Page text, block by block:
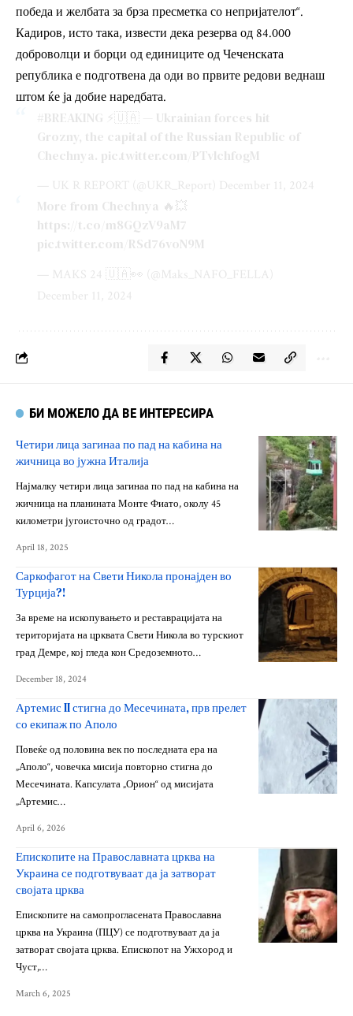
победа и желбата за брза пресметка со непријателот“.
Кадиров, исто така, извести дека резерва од 84.000
доброволци и борци од единиците од Чеченската
република е подготвена да оди во првите редови веднаш
штом ќе ја добие наредбата.
#BREAKING ⚡️🇺🇦 — Ukrainian forces hit
Grozny, the capital of the Russian Republic of
Chechnya. pic.twitter.com/PTvlchfogM
— UK R REPORT (@UKR_Report) December 11, 2024
More from Chechnya 🔥💥
https://t.co/m8GQzV9aM7
pic.twitter.com/RSd76voN9M
— MAKS 24 🇺🇦👀 (@Maks_NAFO_FELLA)
December 11, 2024
БИ МОЖЕЛО ДА ВЕ ИНТЕРЕСИРА
Четири лица загинаа по пад на кабина на
жичница во јужна Италија
Најмалку четири лица загинаа по пад на кабина на
жичница на планината Монте Фиато, околу 45
километри југоисточно од градот…
April 18, 2025
Саркофагот на Свети Никола пронајден во
Турција?!
За време на ископувањето и реставрацијата на
територијата на црквата Свети Никола во турскиот
град Демре, кој гледа кон Средоземното…
December 18, 2024
Артемис II стигна до Месечината, прв прелет
со екипаж по Аполо
Повеќе од половина век по последната ера на
„Аполо“, човечка мисија повторно стигна до
Месечината. Капсулата „Орион“ од мисијата
„Артемис…
April 6, 2026
Епископите на Православната црква на
Украина се подготвуваат да ја затворат
својата црква
Епископите на самопрогласената Православна
црква на Украина (ПЦУ) се подготвуваат да ја
затворат својата црква. Епископот на Ужхород и
Чуст,…
March 6, 2025